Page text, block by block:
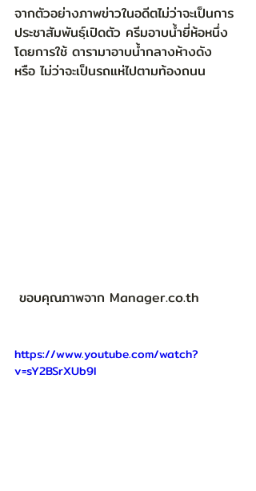
จากตัวอย่างภาพข่าวในอดีตไม่ว่าจะเป็นการ
ประชาสัมพันธฺ์เปิดตัว ครีมอาบน้ำยี่ห้อหนึ่ง
โดยการใช้ ดารามาอาบน้ำกลางห้างดัง
หรือ ไม่ว่าจะเป็นรถแห่ไปตามท้องถนน
ขอบคุณภาพจาก Manager.co.th
https://www.youtube.com/watch?
v=sY2BSrXUb9I